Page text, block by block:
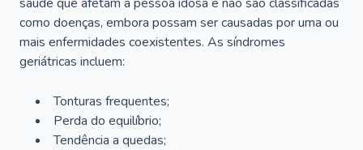
como doenças, embora possam ser causadas por uma ou
mais enfermidades coexistentes. As síndromes
geriátricas incluem:
Tonturas frequentes;
Perda do equilíbrio;
Tendência a quedas;